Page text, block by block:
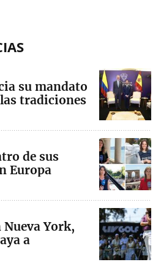
su mandato
tradiciones
de sus
Europa
York,
a